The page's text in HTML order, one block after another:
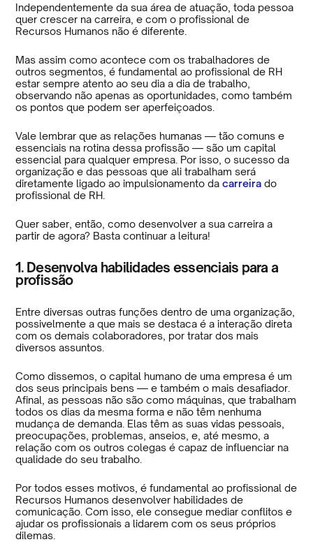
Independentemente da sua área de atuação, toda pessoa
quer crescer na carreira, e com o profissional de
Recursos Humanos não é diferente.
Mas assim como acontece com os trabalhadores de
outros segmentos, é fundamental ao profissional de RH
estar sempre atento ao seu dia a dia de trabalho,
observando não apenas as oportunidades, como também
os pontos que podem ser aperfeiçoados.
Vale lembrar que as relações humanas — tão comuns e
essenciais na rotina dessa profissão — são um capital
essencial para qualquer empresa. Por isso, o sucesso da
organização e das pessoas que ali trabalham será
diretamente ligado ao impulsionamento dacarreira do
profissional de RH.
Quer saber, então, como desenvolver a sua carreira a
partir de agora? Basta continuar a leitura!
1. Desenvolva habilidades essenciais para a
profissão
Entre diversas outras funções dentro de uma organização,
possivelmente a que mais se destaca é a interação direta
com os demais colaboradores, por tratar dos mais
diversos assuntos.
Como dissemos, o capital humano de uma empresa é um
dos seus principais bens — e também o mais desafiador.
Afinal, as pessoas não são como máquinas, que trabalham
todos os dias da mesma forma e não têm nenhuma
mudança de demanda. Elas têm as suas vidas pessoais,
preocupações, problemas, anseios, e, até mesmo, a
relação com os outros colegas é capaz de influenciar na
qualidade do seu trabalho.
Por todos esses motivos, é fundamental ao profissional de
Recursos Humanos desenvolver habilidades de
comunicação. Com isso, ele consegue mediar conflitos e
ajudar os profissionais a lidarem com os seus próprios
dilemas.